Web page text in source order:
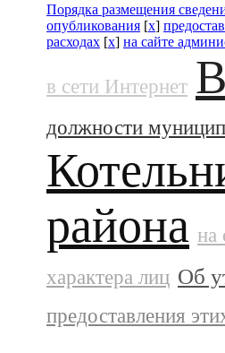
Порядка размещения
опубликования [x]
расходах [x] на сайте
в сети Интернет
должности
района на
характера лиц Об
предоставления